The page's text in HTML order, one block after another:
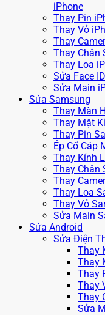
iPhone
Thay Pin
Thay Vỏ
Thay
Thay Chân
Thay Loa
Sửa Face
Sửa Main
Sửa Samsung
Thay Màn
Thay Mặt
Thay Pin
Ép Cổ Cáp
Thay Kính
Thay Chân
Thay
Thay Loa
Thay Vỏ
Sửa Main
Sửa Android
Sửa Điện
Thay
Thay
Thay
Thay
Thay
Sửa